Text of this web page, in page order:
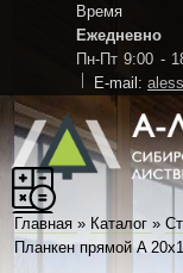
Время
Пн-Пт 9:00 -
E-mail:
Главная » Каталог »
Планкен прямой A